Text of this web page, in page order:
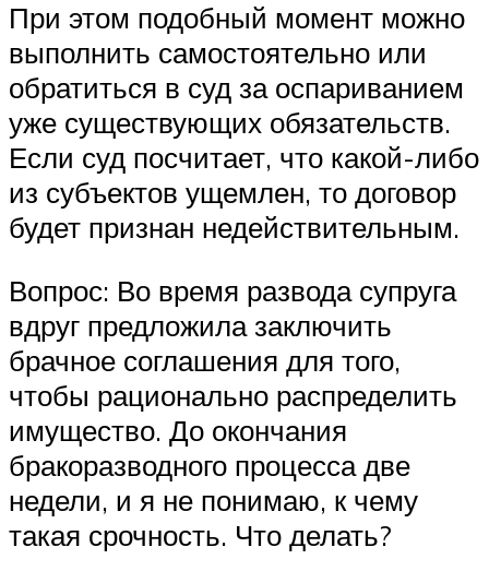
При этом подобный момент можно
выполнить самостоятельно или
обратиться в суд за оспариванием
уже существующих обязательств.
Если суд посчитает, что какой-либо
из субъектов ущемлен, то договор
будет признан недействительным.
Вопрос: Во время развода супруга
вдруг предложила заключить
брачное соглашения для того,
чтобы рационально распределить
имущество. До окончания
бракоразводного процесса две
недели, и я не понимаю, к чему
такая срочность. Что делать?